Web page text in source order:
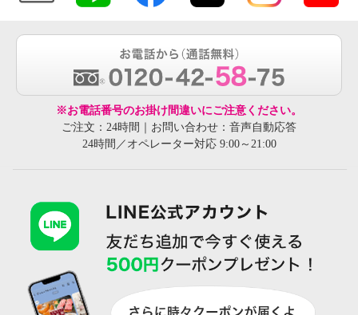
※お電話番号のお掛け間違いにご注意ください。
ご注文：24時間｜お問い合わせ：音声自動応答
24時間／オペレーター対応 9:00～21:00